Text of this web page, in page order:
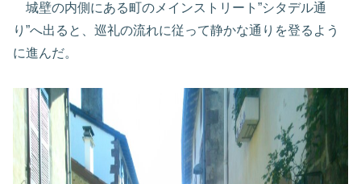
城壁の内側にある町のメインストリート”シタデル通
り”へ出ると、巡礼の流れに従って静かな通りを登るよう
に進んだ。